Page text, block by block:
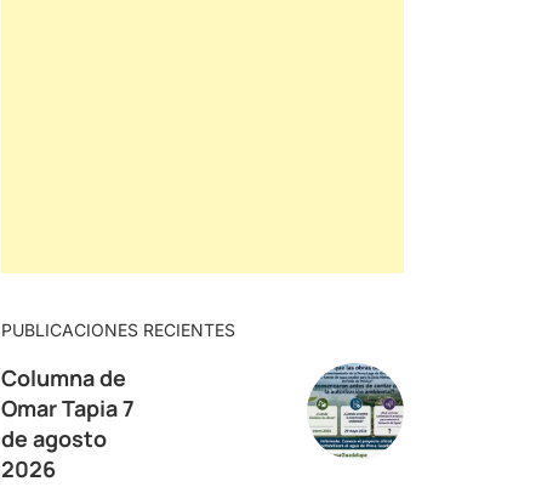
PUBLICACIONES RECIENTES
Columna de
Omar Tapia 7
de agosto
2026